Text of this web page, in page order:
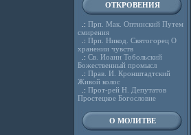
ОТКРОВЕНИЯ
.: Прп. Мак. Оптинский Путем
смирения
.: Прп. Никод. Святогорец О
хранении чувств
.: Св. Иоанн Тобольский
Божественный промысл
.: Прав. И. Кронштадтский
Живой колос
.: Прот-рей Н. Депутатов
Простецкое Богословие
О МОЛИТВЕ